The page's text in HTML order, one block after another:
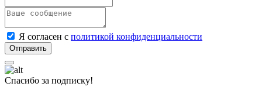
Я согласен с политикой конфиденциальности
Спасибо за подписку!